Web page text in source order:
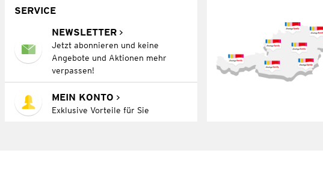
SERVICE
NEWSLETTER
Jetzt abonnieren und keine
Angebote und Aktionen mehr
verpassen!
MEIN KONTO
Exklusive Vorteile für Sie